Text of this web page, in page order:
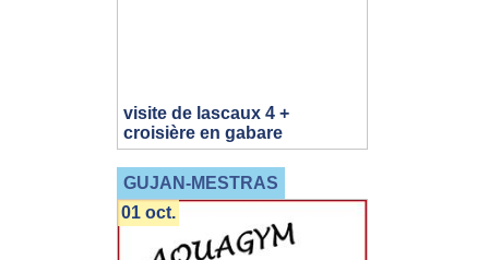
visite de lascaux 4 +
croisière en gabare
GUJAN-MESTRAS
01 oct.